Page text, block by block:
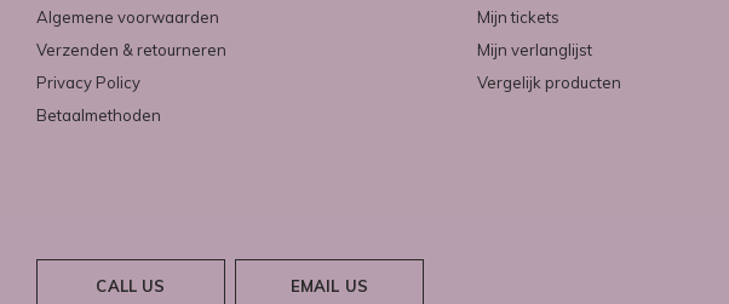
Algemene voorwaarden
Verzenden & retourneren
Privacy Policy
Betaalmethoden
Mijn tickets
Mijn verlanglijst
Vergelijk producten
CALL US EMAIL US